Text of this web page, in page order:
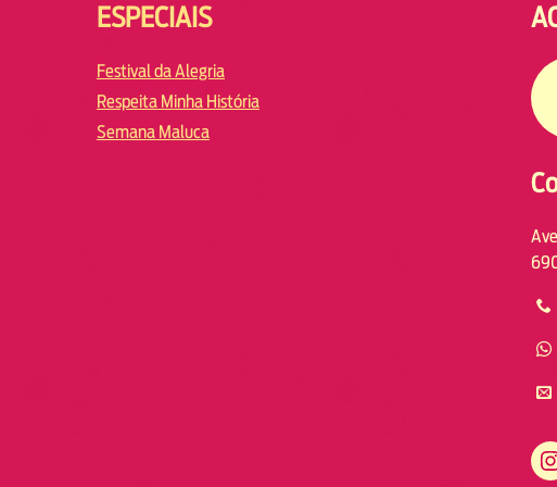
ESPECIAIS
Festival da Alegria
Respeita Minha História
Semana Maluca
https://www.instagram.com/fmodiamanaus/